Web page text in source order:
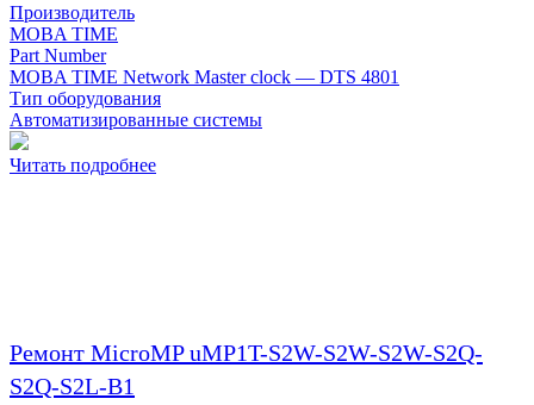
Производитель
MOBA TIME
Part Number
MOBA TIME Network Master clock — DTS 4801
Тип оборудования
Автоматизированные системы
Читать подробнее
Ремонт MicroMP uMP1T-S2W-S2W-S2W-S2Q-
S2Q-S2L-B1